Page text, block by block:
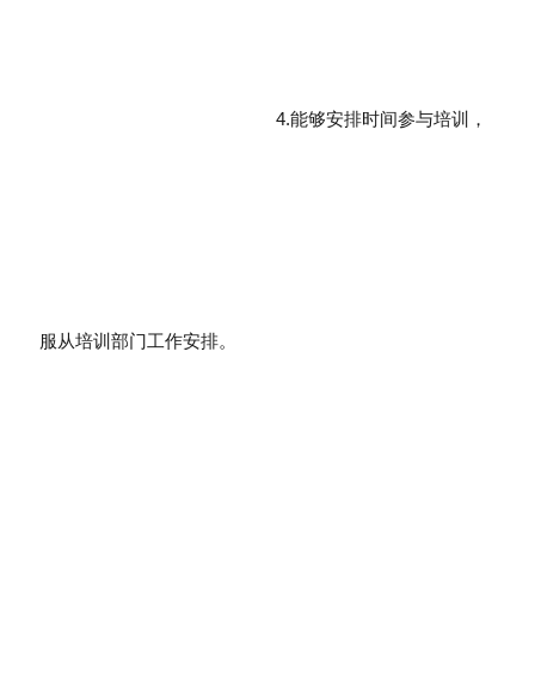
4.能够安排时间参与培训，
服从培训部门工作安排。